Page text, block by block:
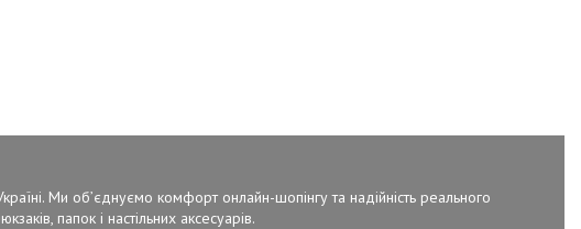
Ми об’єднуємо комфорт онлайн-шопінгу та надійність реального
папок і настільних аксесуарів.